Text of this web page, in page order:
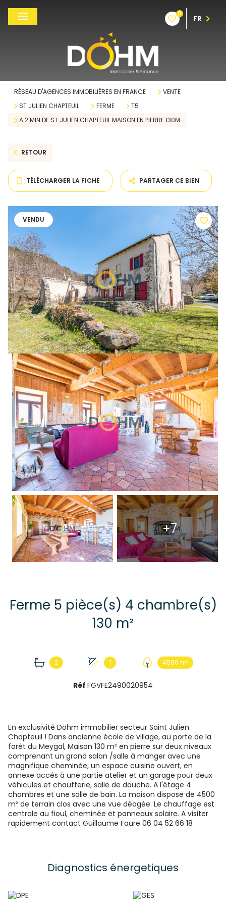
0
FR
RÉSEAU D'AGENCES IMMOBILIÈRES EN FRANCE
VENTE
ST JULIEN CHAPTEUIL
FERME
T5
A 2 MIN DE ST JULIEN CHAPTEUIL MAISON EN PIERRE 130M
RETOUR
TÉLÉCHARGER LA FICHE PARTAGER CE BIEN
VENDU
+7
Ferme 5 pièce(s) 4 chambre(s)
130 m²
2 1 4590 m²
Réf FGVFE2490020954
En exclusivité Dohm immobilier secteur Saint Julien
Chapteuil ! Dans ancienne école de village, au porte de la
forét du Meygal, Maison 130 m² en pierre sur deux niveaux
comprenant un grand salon /salle à manger avec une
magnifique cheminée, un espace cuisine ouvert, en
annexe accés à une partie atelier et un garage pour deux
véhicules et chaufferie, salle de douche. A l'étage 4
chambres et une salle de bain. La maison dispose de 4500
m² de terrain clos avec une vue déagée. Le chauffage est
centrale au fioul, cheminée et panneaux solaire. A visiter
rapidement contact Guillaume Faure 06 04 52 66 18
Diagnostics énergetiques